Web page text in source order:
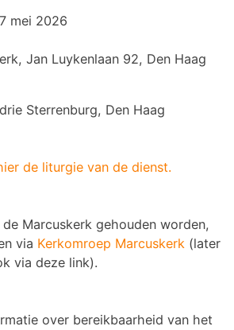
mei 2026
Jan Luykenlaan 92, Den Haag
Sterrenburg, Den Haag
de liturgie van de dienst.
Marcuskerk gehouden worden,
via Kerkomroep Marcuskerk (later
via deze link).
over bereikbaarheid van het